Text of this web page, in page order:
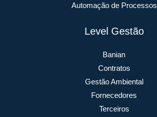
Automação de Processos
Level Gestão
Banian
Contratos
Gestão Ambiental
Fornecedores
Terceiros